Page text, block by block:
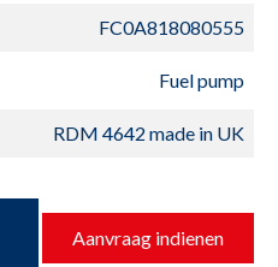
FC0A818080555
Fuel pump
RDM 4642 made in UK
Aanvraag indienen